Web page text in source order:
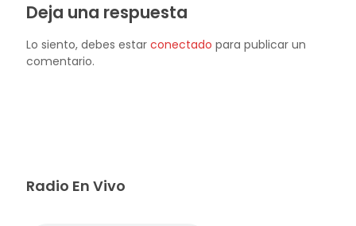
Deja una respuesta
Lo siento, debes estar conectado para publicar un
comentario.
Radio En Vivo